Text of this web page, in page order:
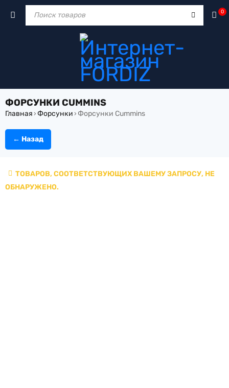
0
ФОРСУНКИ CUMMINS
Главная › Форсунки › Форсунки Cummins
← Назад
ТОВАРОВ, СООТВЕТСТВУЮЩИХ ВАШЕМУ ЗАПРОСУ, НЕ
ОБНАРУЖЕНО.